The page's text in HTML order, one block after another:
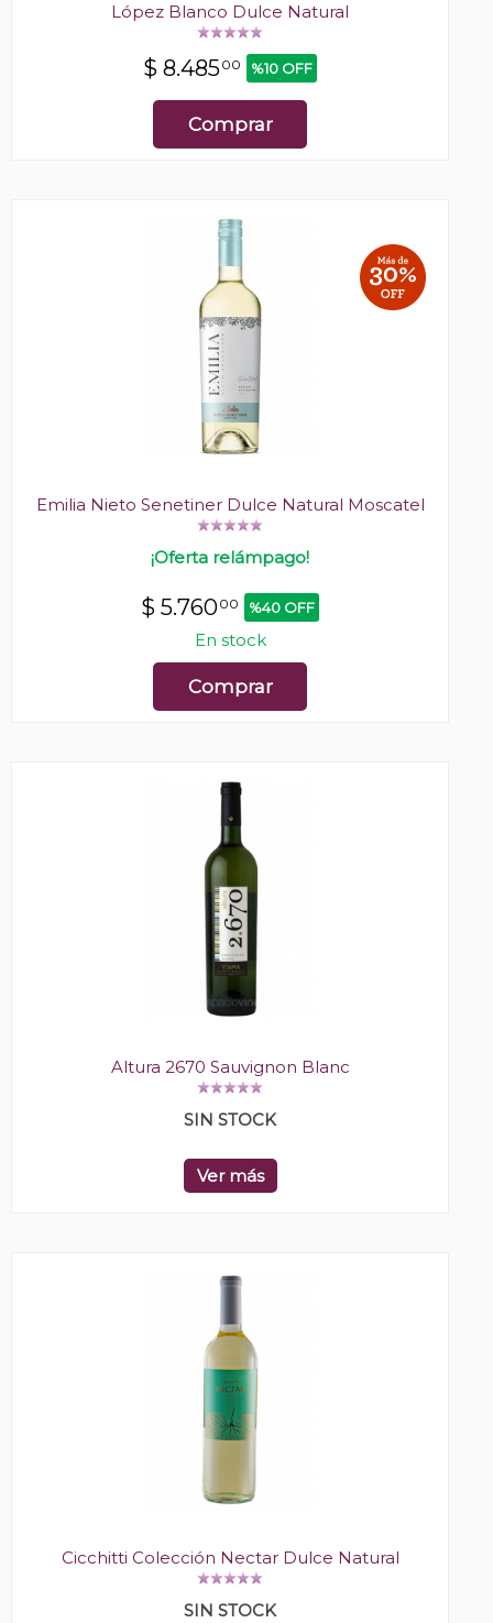
López Blanco Dulce Natural
$ 8.48500 %10 OFF
Comprar
Emilia Nieto Senetiner Dulce Natural Moscatel
¡Oferta relámpago!
$ 5.76000 %40 OFF
En stock
Comprar
Altura 2670 Sauvignon Blanc
SIN STOCK
Ver más
Cicchitti Colección Nectar Dulce Natural
SIN STOCK